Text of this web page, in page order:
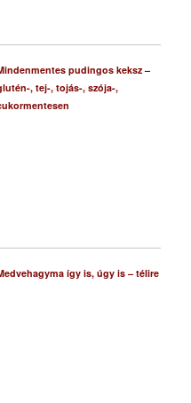
pudingos keksz –
, tej-, tojás-, szója-,
így is, úgy is – télire